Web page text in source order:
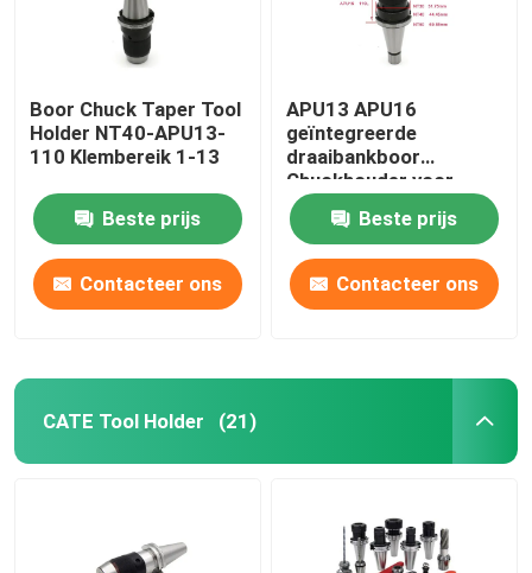
Boor Chuck Taper Tool
Holder NT40-APU13-
110 Klembereik 1-13
Beste prijs
Contacteer ons
APU13 APU16
geïntegreerde
draaibankboor
Chuckhouder voor
bewerkingscentrum
Beste prijs
Contacteer ons
CATE Tool Holder (21)